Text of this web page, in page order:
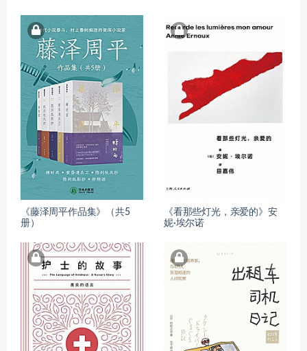
《藤泽周平作品集》（共5
册）
《看那些灯光，亲爱的》安
妮·埃尔诺